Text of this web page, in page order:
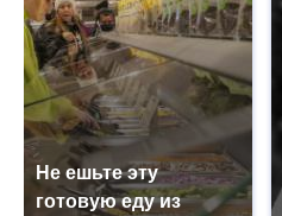
Не ешьте эту
готовую еду из